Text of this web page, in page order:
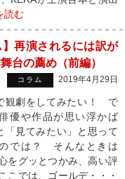
読む
】再演されるには訳が
台の薦め（前編）
コラム 2019年4月29日
観劇をしてみたい！ で
優や作品が思い浮かば
「見てみたい」と思って
では？ そんなときは
をグッとつかみ、高い評
こでは、ゴールデ・・・